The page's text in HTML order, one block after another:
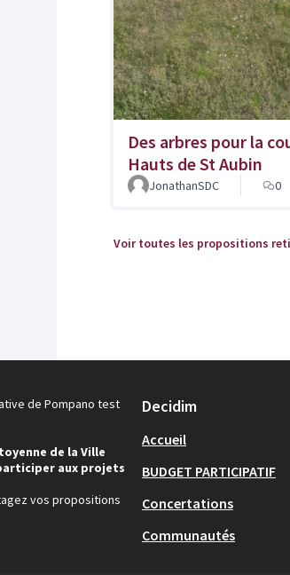
Des arbres pour la
Hauts de St Aubin
JonathanSDC 0
Voir toutes les propositions
de Pompano test
de la Ville
aux projets
vos propositions
Decidim
Accueil
BUDGET PARTICIPATIF
Concertations
Communautés